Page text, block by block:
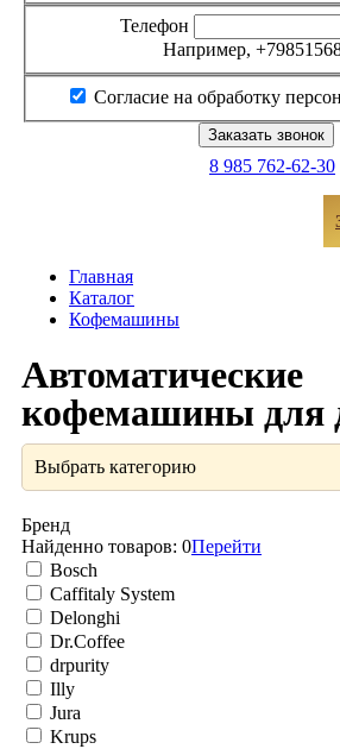
Телефон
Например,
Согласие на обработку
8 985 762-62-30
Главная
Каталог
Кофемашины
Автоматические
кофемашины для
Выбрать категорию
Бренд
Найденно товаров: 0Перейти
Bosch
Caffitaly System
Delonghi
Dr.Coffee
drpurity
Illy
Jura
Krups